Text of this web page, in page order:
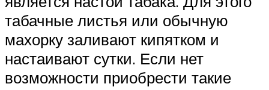
табачные листья или обычную
махорку заливают кипятком и
настаивают сутки. Если нет
возможности приобрести такие